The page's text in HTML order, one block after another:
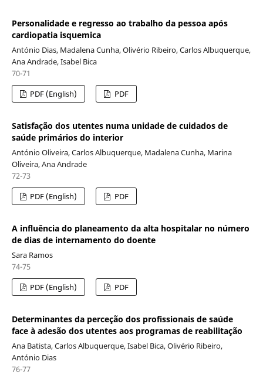
Personalidade e regresso ao trabalho da pessoa após
cardiopatia isquemica
António Dias, Madalena Cunha, Olivério Ribeiro, Carlos Albuquerque,
Ana Andrade, Isabel Bica
70-71
PDF (English)
PDF
Satisfação dos utentes numa unidade de cuidados de
saúde primários do interior
António Oliveira, Carlos Albuquerque, Madalena Cunha, Marina
Oliveira, Ana Andrade
72-73
PDF (English)
PDF
A influência do planeamento da alta hospitalar no número
de dias de internamento do doente
Sara Ramos
74-75
PDF (English)
PDF
Determinantes da perceção dos profissionais de saúde
face à adesão dos utentes aos programas de reabilitação
Ana Batista, Carlos Albuquerque, Isabel Bica, Olivério Ribeiro,
António Dias
76-77